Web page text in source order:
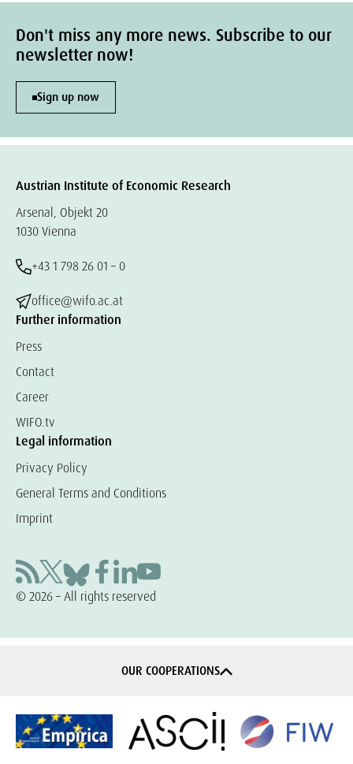
Don't miss any more news. Subscribe to our
newsletter now!
Sign up now
Austrian Institute of Economic Research
Arsenal, Objekt 20
1030 Vienna
+43 1 798 26 01 – 0
office@wifo.ac.at
Further information
Press
Contact
Career
WIFO.tv
Legal information
Privacy Policy
General Terms and Conditions
Imprint
© 2026 – All rights reserved
OUR COOPERATIONS